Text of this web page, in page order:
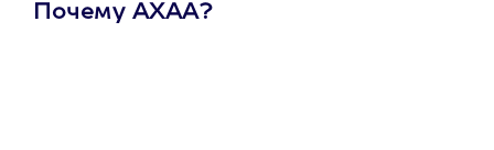
Почему АХАА?